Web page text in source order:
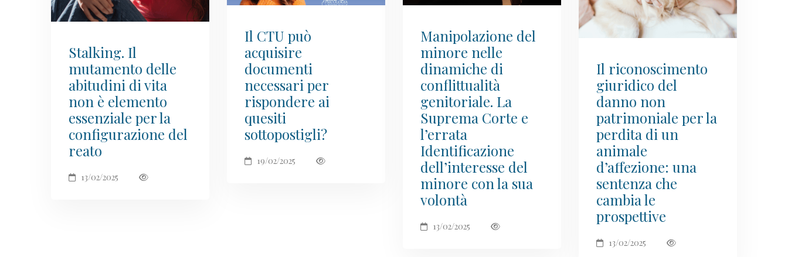
Il CTU può
acquisire
documenti
necessari per
rispondere ai
quesiti
sottopostigli?
19/02/2025
Manipolazione del
minore nelle
dinamiche di
conflittualità
genitoriale. La
Suprema Corte e
l’errata
Identificazione
dell’interesse del
minore con la sua
volontà
13/02/2025
Stalking. Il
mutamento delle
abitudini di vita
non è elemento
essenziale per la
configurazione del
reato
13/02/2025
Il riconoscimento
giuridico del
danno non
patrimoniale per la
perdita di un
animale
d’affezione: una
sentenza che
cambia le
prospettive
13/02/2025